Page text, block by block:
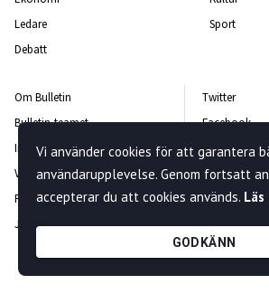
Ledare
Debatt
Sport
Om Bulletin
Bulletin-teamet
Integritetspolicy
Vanliga frågor och svar
Rättelsepolicy
Jobba hos oss
Twitter
Facebook
Instagram
Kontakta oss
Nyhetsbrev
Vi använder cookies för att garantera
användarupplevelse. Genom fortsatt
accepterar du att cookies används. Läs
GODKÄNN